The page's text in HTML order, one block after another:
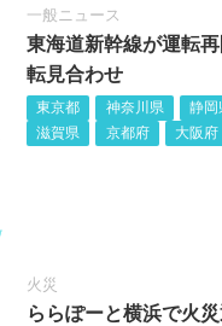
一般ニュース
東海道新幹線が運転
転見合わせ
東京都 神奈川県 静岡
滋賀県
京都府 大阪府
火災
ららぽーと横浜で火